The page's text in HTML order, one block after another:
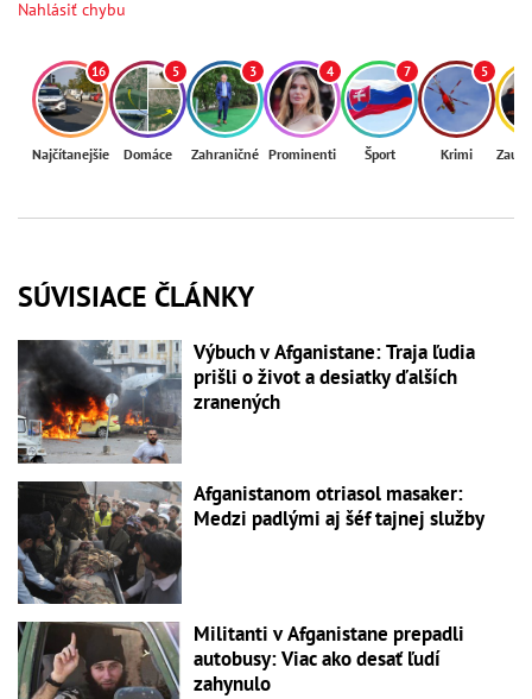
Nahlásiť chybu
16
Najčítanejšie
5
Domáce
3
Zahraničné
4
Prominenti
7
Šport
5
Krimi
SÚVISIACE ČLÁNKY
Výbuch v Afganistane: Traja ľudia
prišli o život a desiatky ďalších
zranených
Afganistanom otriasol masaker:
Medzi padlými aj šéf tajnej služby
Militanti v Afganistane prepadli
autobusy: Viac ako desať ľudí
zahynulo